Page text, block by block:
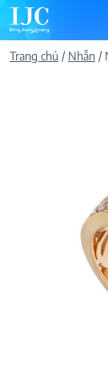
Skip
to
content
Trang chủ / Nhẫn /